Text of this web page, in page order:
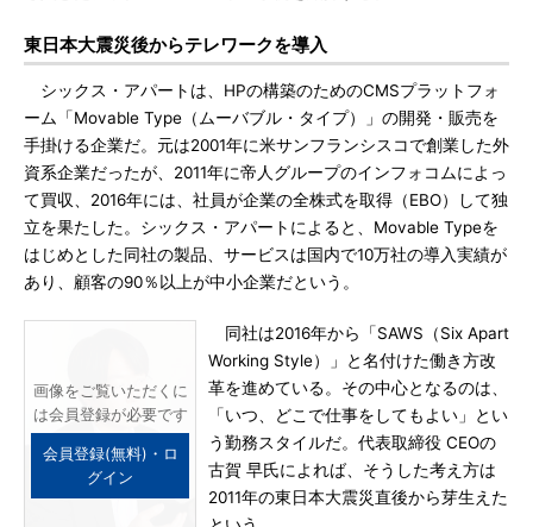
東日本大震災後からテレワークを導入
シックス・アパートは、HPの構築のためのCMSプラットフォ
ーム「Movable Type（ムーバブル・タイプ）」の開発・販売を
手掛ける企業だ。元は2001年に米サンフランシスコで創業した外
資系企業だったが、2011年に帝人グループのインフォコムによっ
て買収、2016年には、社員が企業の全株式を取得（EBO）して独
立を果たした。シックス・アパートによると、Movable Typeを
はじめとした同社の製品、サービスは国内で10万社の導入実績が
あり、顧客の90％以上が中小企業だという。
画像をご覧いただくに
は会員登録が必要です
会員登録(無料)・ロ
グイン
同社は2016年から「SAWS（Six Apart
Working Style）」と名付けた働き方改
革を進めている。その中心となるのは、
「いつ、どこで仕事をしてもよい」とい
う勤務スタイルだ。代表取締役 CEOの
古賀 早氏によれば、そうした考え方は
2011年の東日本大震災直後から芽生えた